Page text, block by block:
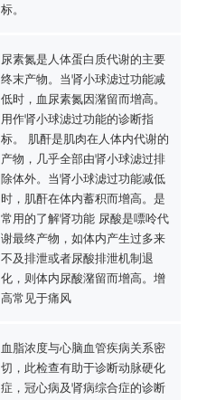
标。
尿素氮是人体蛋白质代谢的主要
终末产物。当肾小球滤过功能减
低时，血尿素氮因潴留而增高。
用作肾小球滤过功能的诊断指
标。 肌酐是肌肉在人体内代谢的
产物，几乎全部由肾小球滤过排
除体外。当肾小球滤过功能减低
时，肌酐在体内蓄积而增高。是
常用的了解肾功能 尿酸是嘌呤代
谢最终产物，如体内产生过多来
不及排泄或者尿酸排泄机制退
化，则体内尿酸潴留而增高。增
高常见于痛风
血脂浓度与心脑血管疾病关系密
切，此检查有助于诊断动脉硬化
症，冠心病及肾病综合症的诊断